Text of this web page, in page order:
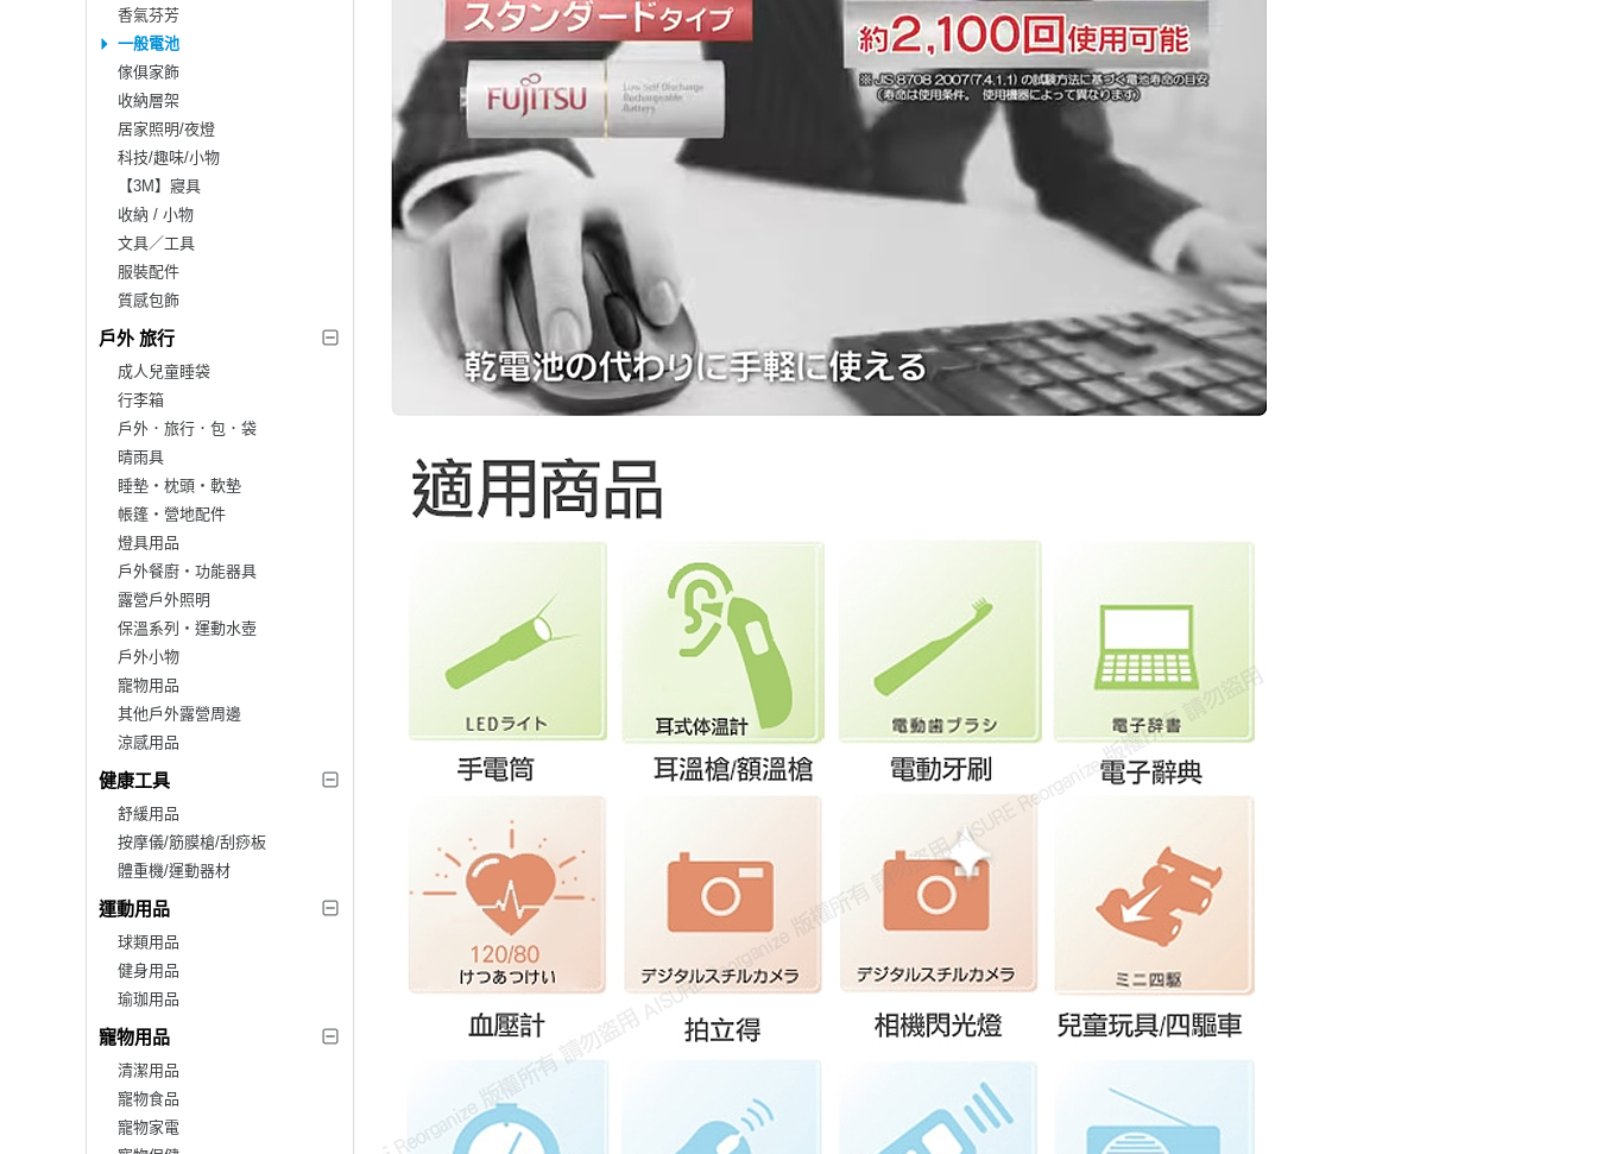
香氣芬芳
一般電池
傢俱家飾
收納層架
居家照明/夜燈
科技/趣味/小物
【3M】寢具
收納 / 小物
文具／工具
服裝配件
質感包飾
戶外 旅行
成人兒童睡袋
行李箱
戶外．旅行．包．袋
晴雨具
睡墊‧枕頭‧軟墊
帳篷‧營地配件
燈具用品
戶外餐廚‧功能器具
露營戶外照明
保溫系列‧運動水壺
戶外小物
寵物用品
其他戶外露營周邊
涼感用品
健康工具
舒緩用品
按摩儀/筋膜槍/刮痧板
體重機/運動器材
運動用品
球類用品
健身用品
瑜珈用品
寵物用品
清潔用品
寵物食品
寵物家電